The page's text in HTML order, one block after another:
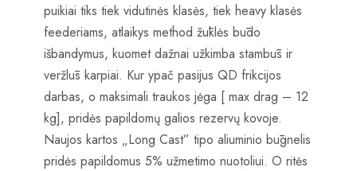
puikiai tiks tiek vidutinės klasės, tiek heavy klasės
feederiams, atlaikys method žūklės būdo
išbandymus, kuomet dažnai užkimba stambūs ir
veržlūs karpiai. Kur ypač pasijus QD frikcijos
darbas, o maksimali traukos jėga [ max drag – 12
kg], pridės papildomų galios rezervų kovoje.
Naujos kartos „Long Cast” tipo aliuminio būgnelis
pridės papildomus 5% užmetimo nuotoliui. O ritės